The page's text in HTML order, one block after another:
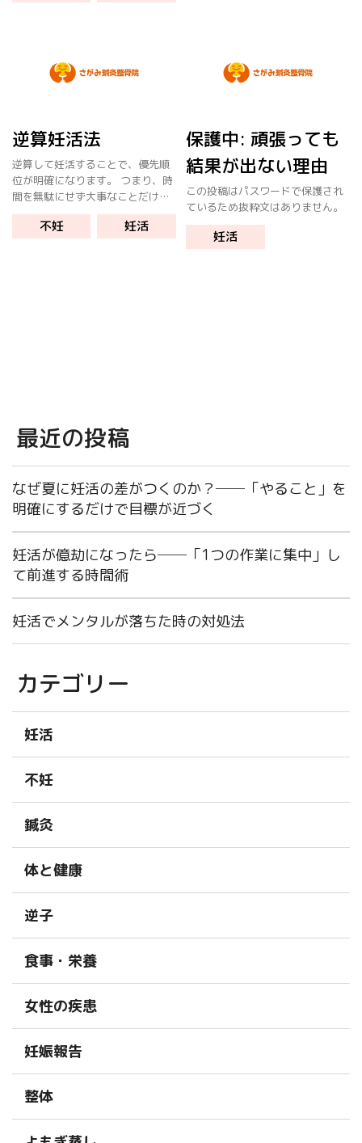
逆算妊活法
逆算して妊活することで、優先順
位が明確になります。 つまり、時
間を無駄にせず大事なことだけに
集中することが出来ます。 妊活で
優先順を考えずに闇雲に取り組ん
不妊 妊活
保護中: 頑張っても
結果が出ない理由
この投稿はパスワードで保護され
ているため抜粋文はありません。
妊活
最近の投稿
なぜ夏に妊活の差がつくのか？──「やること」を
明確にするだけで目標が近づく
妊活が億劫になったら──「1つの作業に集中」し
て前進する時間術
妊活でメンタルが落ちた時の対処法
カテゴリー
妊活
不妊
鍼灸
体と健康
逆子
食事・栄養
女性の疾患
妊娠報告
整体